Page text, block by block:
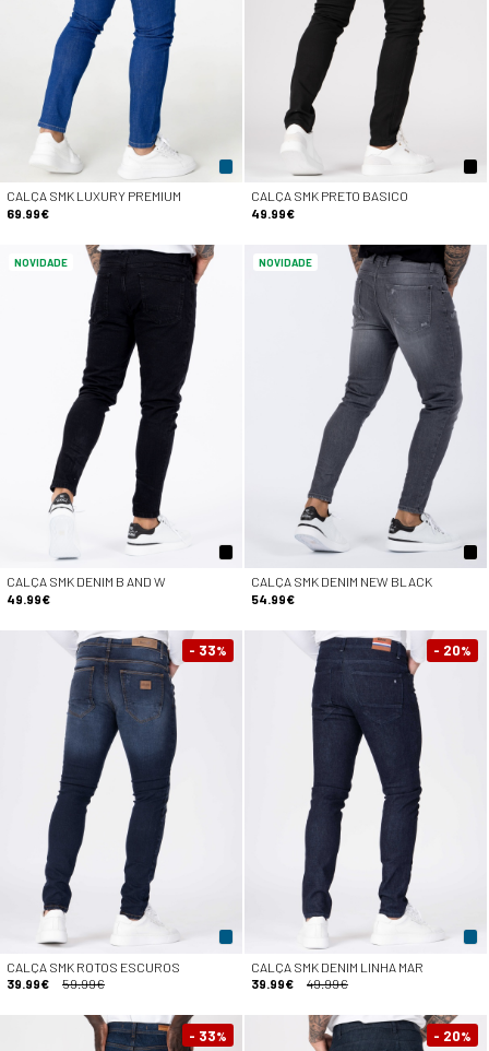
CALÇA SMK LUXURY PREMIUM
69.99€
CALÇA SMK PRETO BASICO
49.99€
NOVIDADE
CALÇA SMK DENIM B AND W
49.99€
NOVIDADE
CALÇA SMK DENIM NEW BLACK
54.99€
- 33%
CALÇA SMK ROTOS ESCUROS
39.99€
59.99€
- 20%
CALÇA SMK DENIM LINHA MAR
39.99€
49.99€
- 33% - 20%